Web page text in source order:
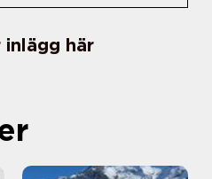
inlägg här